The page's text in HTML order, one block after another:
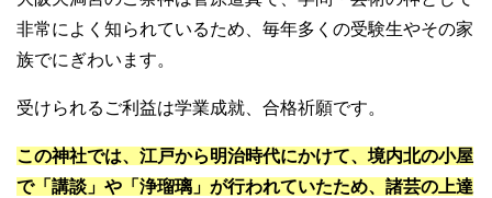
非常によく知られているため、毎年多くの受験生やその家
族でにぎわいます。
受けられるご利益は学業成就、合格祈願です。
この神社では、江戸から明治時代にかけて、境内北の小屋
で「講談」や「浄瑠璃」が行われていたため、諸芸の上達